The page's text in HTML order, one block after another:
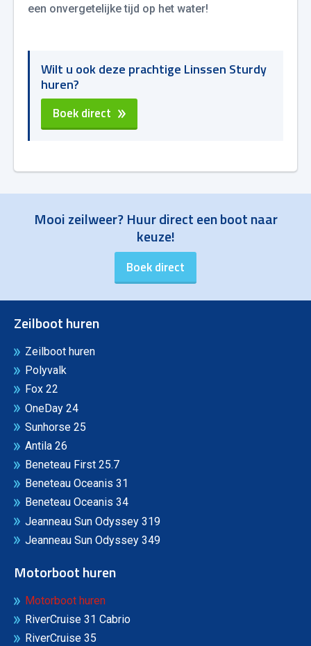
een onvergetelijke tijd op het water!
Wilt u ook deze prachtige Linssen Sturdy
huren?
Boek direct
Mooi zeilweer? Huur direct een boot naar
keuze!
Zeilboot huren
Zeilboot huren
Polyvalk
Fox 22
OneDay 24
Sunhorse 25
Antila 26
Beneteau First 25.7
Beneteau Oceanis 31
Beneteau Oceanis 34
Jeanneau Sun Odyssey 319
Jeanneau Sun Odyssey 349
Motorboot huren
Motorboot huren
RiverCruise 31 Cabrio
RiverCruise 35